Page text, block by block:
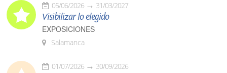
05/06/2026 31/03/2027
Visibilizar lo elegido
EXPOSICIONES
Salamanca
01/07/2026 30/09/2026